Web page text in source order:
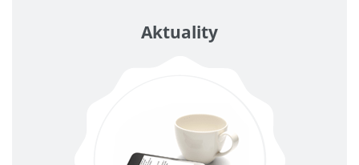
Aktuality